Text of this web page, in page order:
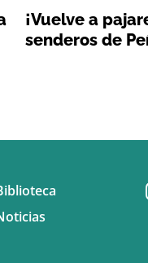
¡Vuelve a
senderos de